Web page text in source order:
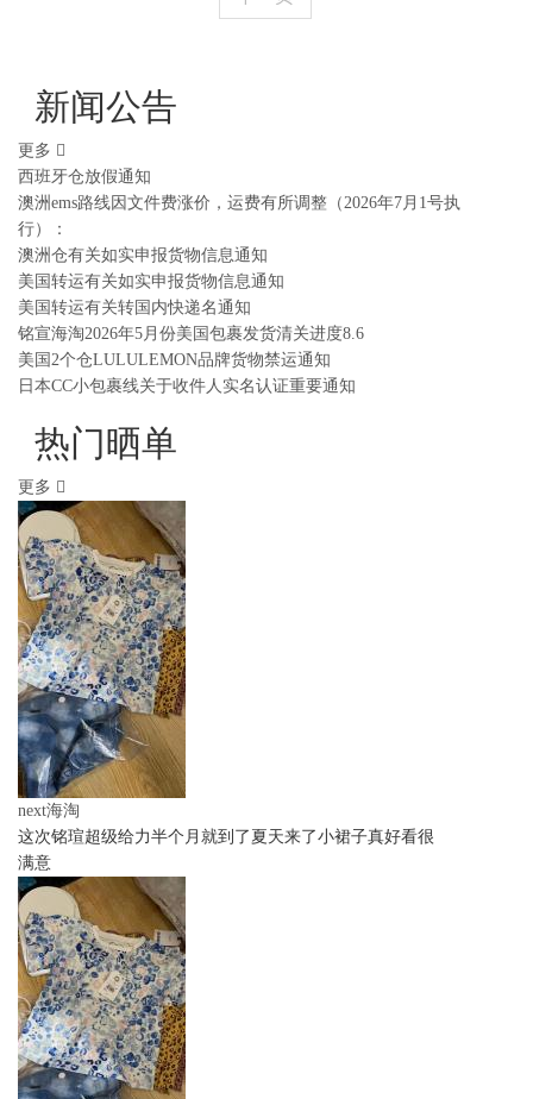
新闻公告
更多
西班牙仓放假通知
澳洲ems路线因文件费涨价，运费有所调整（2026年7月1号执
行）：
澳洲仓有关如实申报货物信息通知
美国转运有关如实申报货物信息通知
美国转运有关转国内快递名通知
铭宣海淘2026年5月份美国包裹发货清关进度8.6
美国2个仓LULULEMON品牌货物禁运通知
日本CC小包裹线关于收件人实名认证重要通知
热门晒单
更多
next海淘
这次铭瑄超级给力半个月就到了夏天来了小裙子真好看很
满意